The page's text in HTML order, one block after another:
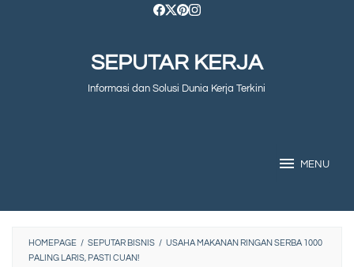
SEPUTAR KERJA
Informasi dan Solusi Dunia Kerja Terkini
MENU
HOMEPAGE / SEPUTAR BISNIS / USAHA MAKANAN RINGAN SERBA 1000
PALING LARIS, PASTI CUAN!